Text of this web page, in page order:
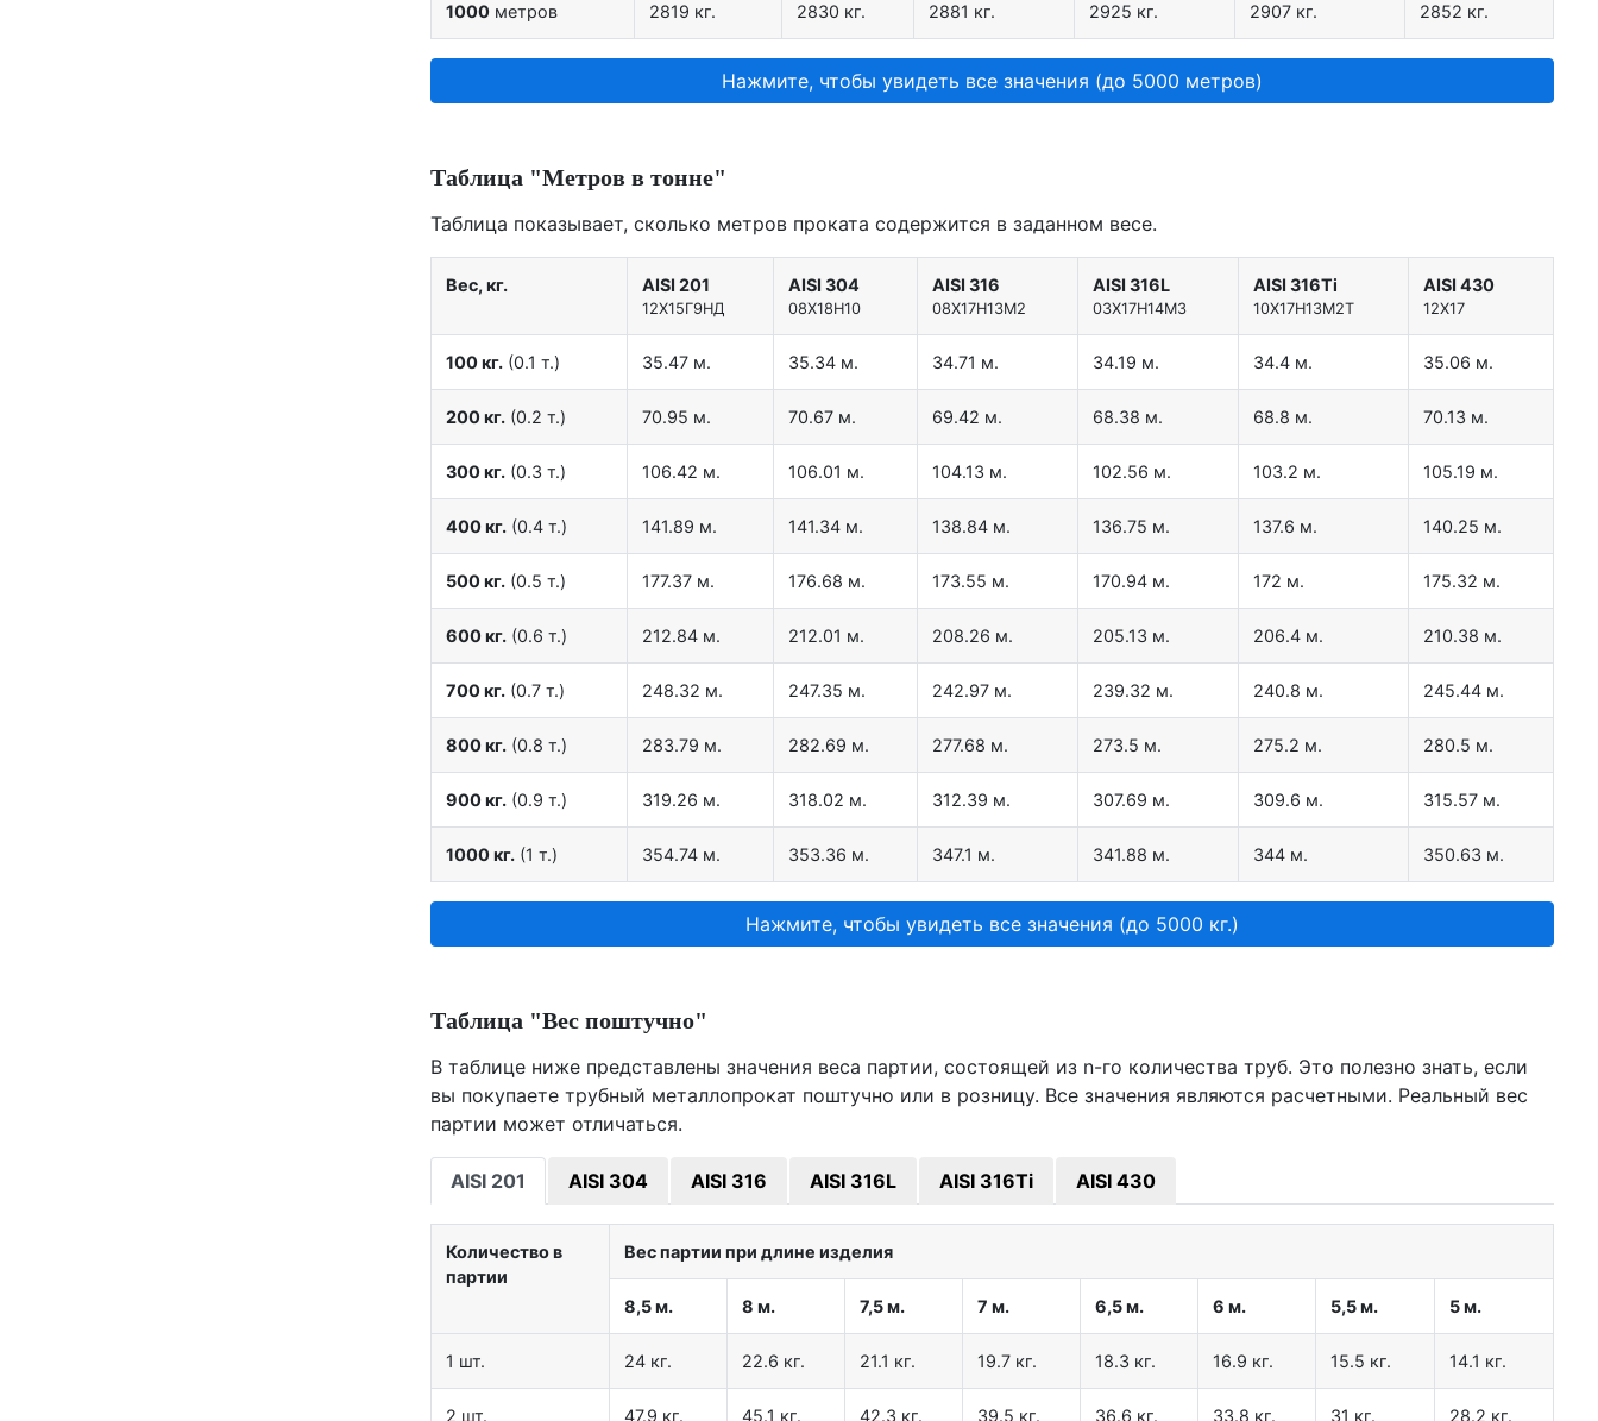
1000 метров 2819 кг. 2830 кг. 2881 кг. 2925 кг. 2907 кг. 2852 кг.
Нажмите, чтобы увидеть все значения (до 5000 метров)
Таблица "Метров в тонне"
Таблица показывает, сколько метров проката содержится в заданном весе.
Вес, кг. AISI 201
12X15Г9НД
AISI 304
08Х18Н10
AISI 316
08Х17Н13М2
AISI 316L
03Х17Н14М3
AISI 316Ti
10Х17Н13М2Т
AISI 430
12Х17
100 кг. (0.1 т.) 35.47 м. 35.34 м. 34.71 м. 34.19 м. 34.4 м. 35.06 м.
200 кг. (0.2 т.) 70.95 м. 70.67 м. 69.42 м. 68.38 м. 68.8 м. 70.13 м.
300 кг. (0.3 т.) 106.42 м. 106.01 м. 104.13 м. 102.56 м. 103.2 м. 105.19 м.
400 кг. (0.4 т.) 141.89 м. 141.34 м. 138.84 м. 136.75 м. 137.6 м. 140.25 м.
500 кг. (0.5 т.) 177.37 м. 176.68 м. 173.55 м. 170.94 м. 172 м. 175.32 м.
600 кг. (0.6 т.) 212.84 м. 212.01 м. 208.26 м. 205.13 м. 206.4 м. 210.38 м.
700 кг. (0.7 т.) 248.32 м. 247.35 м. 242.97 м. 239.32 м. 240.8 м. 245.44 м.
800 кг. (0.8 т.) 283.79 м. 282.69 м. 277.68 м. 273.5 м. 275.2 м. 280.5 м.
900 кг. (0.9 т.) 319.26 м. 318.02 м. 312.39 м. 307.69 м. 309.6 м. 315.57 м.
1000 кг. (1 т.) 354.74 м. 353.36 м. 347.1 м. 341.88 м. 344 м. 350.63 м.
Нажмите, чтобы увидеть все значения (до 5000 кг.)
Таблица "Вес поштучно"
В таблице ниже представлены значения веса партии, состоящей из n-го количества труб. Это полезно знать, если
вы покупаете трубный металлопрокат поштучно или в розницу. Все значения являются расчетными. Реальный вес
партии может отличаться.
AISI 201 AISI 304 AISI 316 AISI 316L AISI 316Ti AISI 430
Количество в
партии
Вес партии при длине изделия
8,5 м. 8 м. 7,5 м. 7 м. 6,5 м. 6 м. 5,5 м. 5 м.
1 шт. 24 кг. 22.6 кг. 21.1 кг. 19.7 кг. 18.3 кг. 16.9 кг. 15.5 кг. 14.1 кг.
2 шт. 47.9 кг. 45.1 кг. 42.3 кг. 39.5 кг. 36.6 кг. 33.8 кг. 31 кг. 28.2 кг.